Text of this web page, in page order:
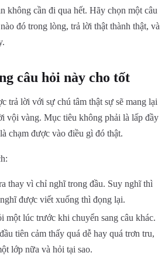
không cần đi qua hết. Hãy chọn một câu
đó trong lòng, trả lời thật thành thật, và
câu hỏi này cho tốt
trả lời với sự chú tâm thật sự sẽ mang lại
vội vàng. Mục tiêu không phải là lấp đầy
chạm được vào điều gì đó thật.
thay vì chỉ nghĩ trong đầu. Suy nghĩ thì
được viết xuống thì đọng lại.
một lúc trước khi chuyển sang câu khác.
tiên cảm thấy quá dễ hay quá trơn tru,
lớp nữa và hỏi tại sao.